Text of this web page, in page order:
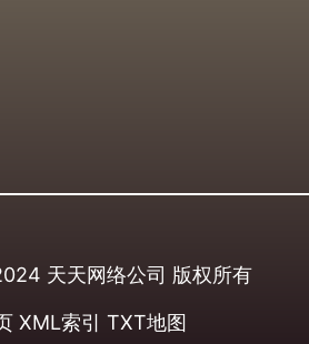
天天网络公司 版权所有
XML索引 TXT地图